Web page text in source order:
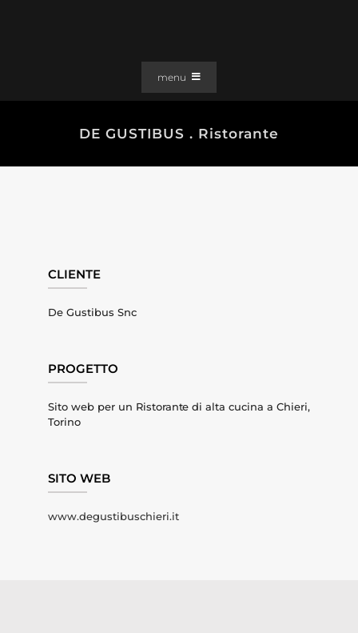
menu
SOLUZIONI WEB
DE GUSTIBUS . Ristorante
CLIENTE
De Gustibus Snc
PROGETTO
Sito web per un Ristorante di alta cucina a Chieri,
Torino
SITO WEB
www.degustibuschieri.it